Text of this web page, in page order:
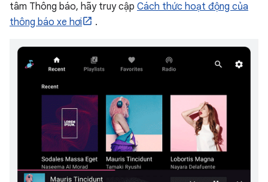
tâm Thông báo, hãy truy cập Cách thức hoạt động của
thông báo xe hơi
.